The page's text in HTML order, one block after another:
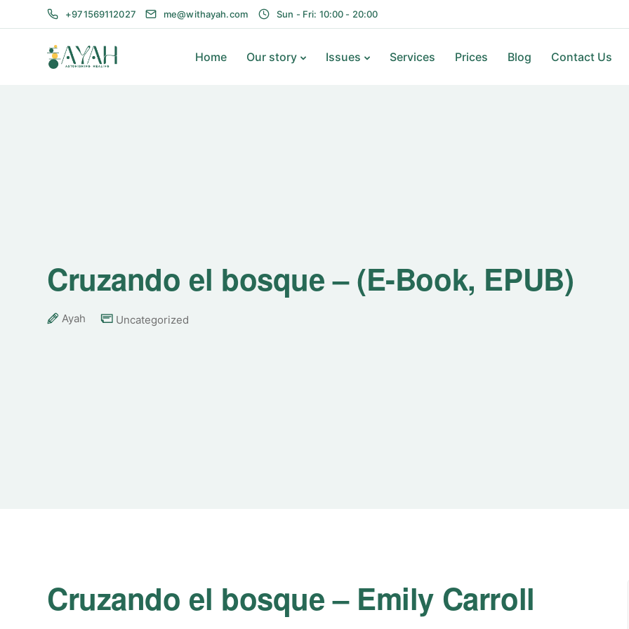
+971569112027 me@withayah.com Sun - Fri: 10:00 - 20:00
Home Our story Issues Services Prices Blog Contact Us
Cruzando el bosque – (E-Book, EPUB)
Ayah Uncategorized
Cruzando el bosque – Emily Carroll